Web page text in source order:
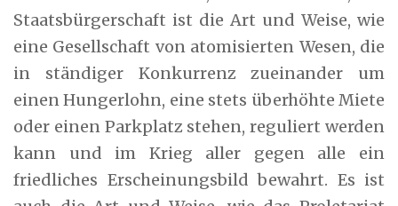
Staatsbürgerschaft ist die Art und Weise, wie
eine Gesellschaft von atomisierten Wesen, die
in ständiger Konkurrenz zueinander um
einen Hungerlohn, eine stets überhöhte Miete
oder einen Parkplatz stehen, reguliert werden
kann und im Krieg aller gegen alle ein
friedliches Erscheinungsbild bewahrt. Es ist